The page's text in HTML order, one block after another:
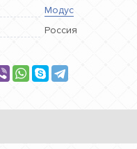
Модус
Россия